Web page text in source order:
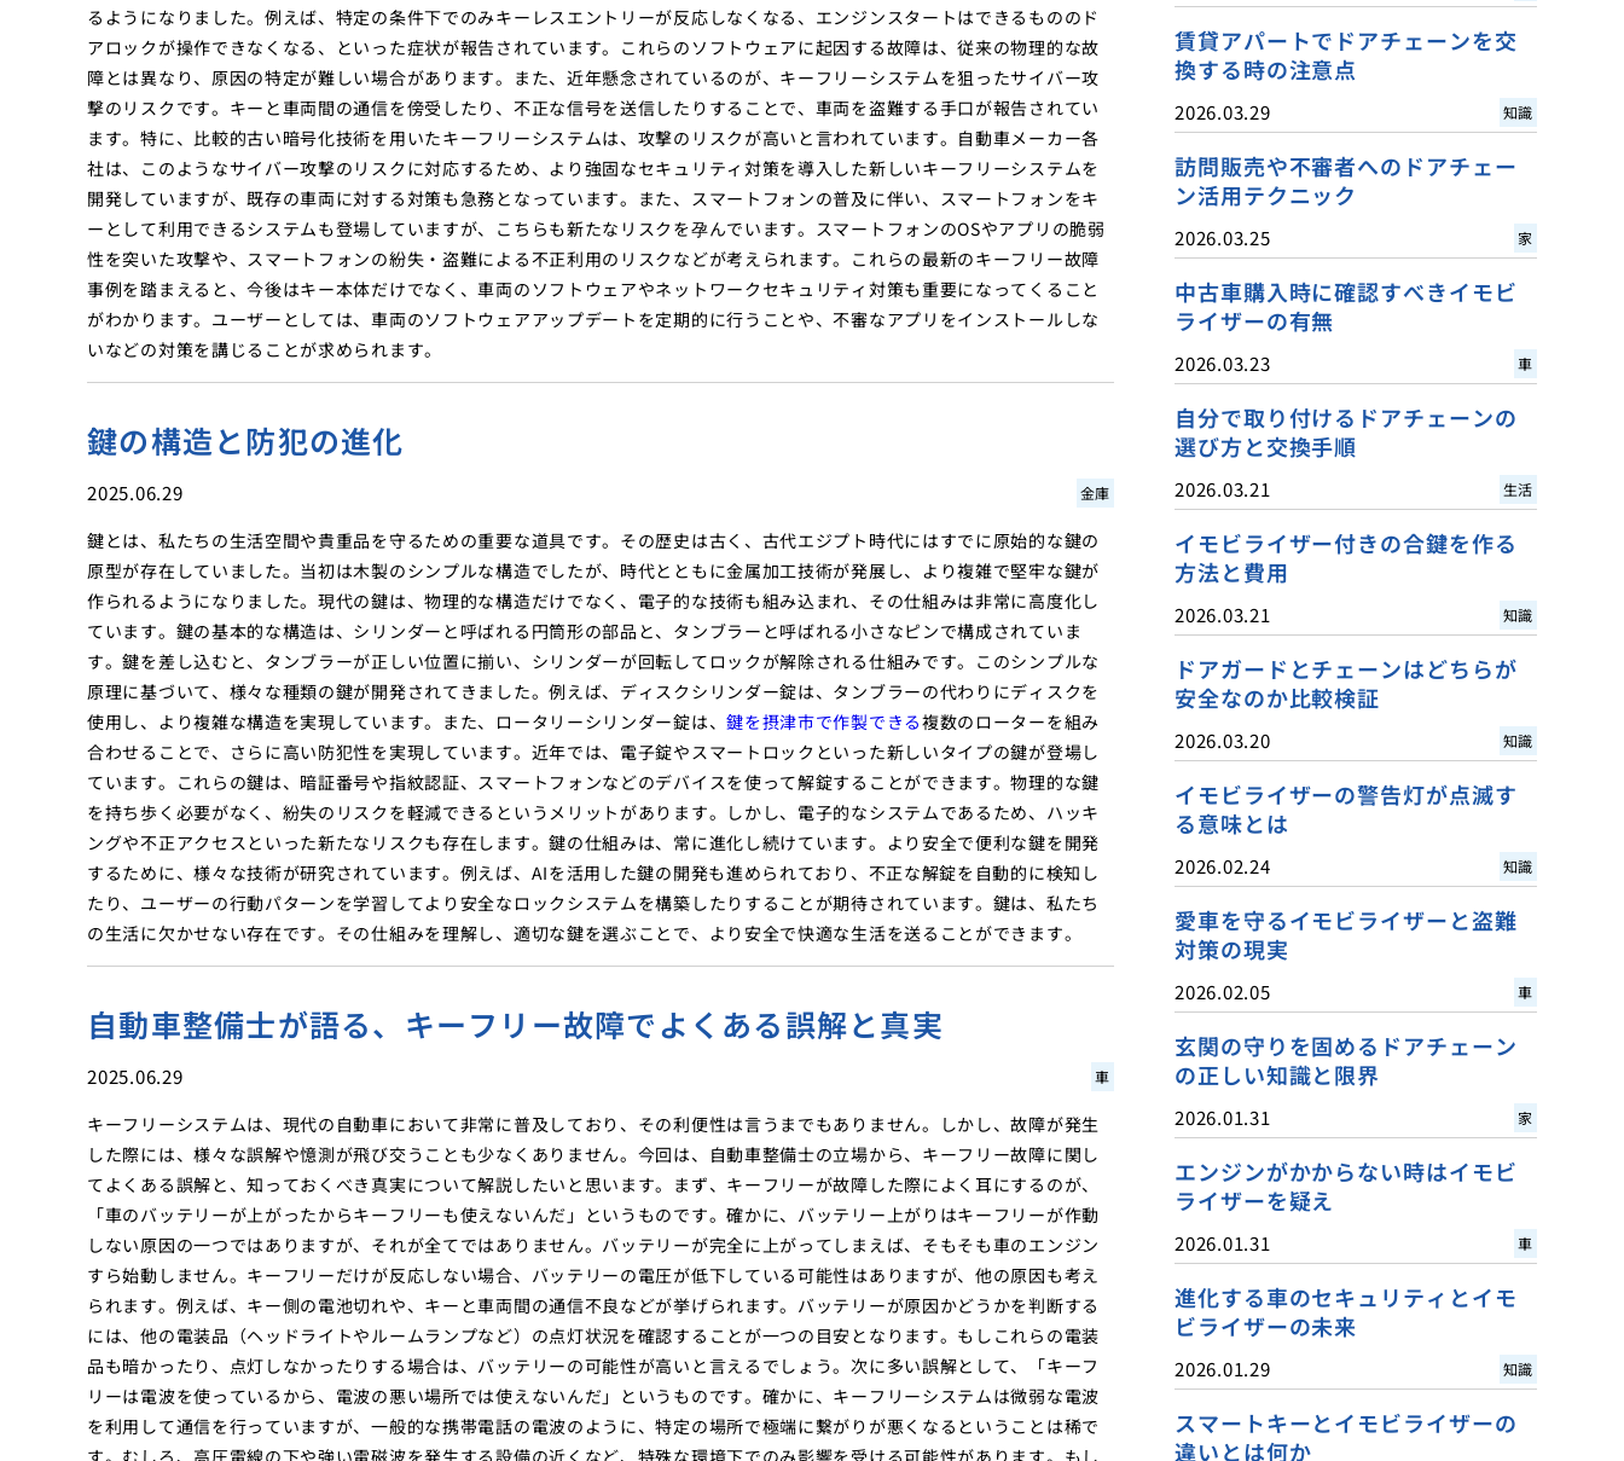
るようになりました。例えば、特定の条件下でのみキーレスエントリーが反応しなくなる、エンジンスタートはできるもののド
アロックが操作できなくなる、といった症状が報告されています。これらのソフトウェアに起因する故障は、従来の物理的な故
障とは異なり、原因の特定が難しい場合があります。また、近年懸念されているのが、キーフリーシステムを狙ったサイバー攻
撃のリスクです。キーと車両間の通信を傍受したり、不正な信号を送信したりすることで、車両を盗難する手口が報告されてい
ます。特に、比較的古い暗号化技術を用いたキーフリーシステムは、攻撃のリスクが高いと言われています。自動車メーカー各
社は、このようなサイバー攻撃のリスクに対応するため、より強固なセキュリティ対策を導入した新しいキーフリーシステムを
開発していますが、既存の車両に対する対策も急務となっています。また、スマートフォンの普及に伴い、スマートフォンをキ
ーとして利用できるシステムも登場していますが、こちらも新たなリスクを孕んでいます。スマートフォンのOSやアプリの脆弱
性を突いた攻撃や、スマートフォンの紛失・盗難による不正利用のリスクなどが考えられます。これらの最新のキーフリー故障
事例を踏まえると、今後はキー本体だけでなく、車両のソフトウェアやネットワークセキュリティ対策も重要になってくること
がわかります。ユーザーとしては、車両のソフトウェアアップデートを定期的に行うことや、不審なアプリをインストールしな
いなどの対策を講じることが求められます。
鍵の構造と防犯の進化
2025.06.29 金庫
鍵とは、私たちの生活空間や貴重品を守るための重要な道具です。その歴史は古く、古代エジプト時代にはすでに原始的な鍵の
原型が存在していました。当初は木製のシンプルな構造でしたが、時代とともに金属加工技術が発展し、より複雑で堅牢な鍵が
作られるようになりました。現代の鍵は、物理的な構造だけでなく、電子的な技術も組み込まれ、その仕組みは非常に高度化し
ています。鍵の基本的な構造は、シリンダーと呼ばれる円筒形の部品と、タンブラーと呼ばれる小さなピンで構成されていま
す。鍵を差し込むと、タンブラーが正しい位置に揃い、シリンダーが回転してロックが解除される仕組みです。このシンプルな
原理に基づいて、様々な種類の鍵が開発されてきました。例えば、ディスクシリンダー錠は、タンブラーの代わりにディスクを
使用し、より複雑な構造を実現しています。また、ロータリーシリンダー錠は、鍵を摂津市で作製できる複数のローターを組み
合わせることで、さらに高い防犯性を実現しています。近年では、電子錠やスマートロックといった新しいタイプの鍵が登場し
ています。これらの鍵は、暗証番号や指紋認証、スマートフォンなどのデバイスを使って解錠することができます。物理的な鍵
を持ち歩く必要がなく、紛失のリスクを軽減できるというメリットがあります。しかし、電子的なシステムであるため、ハッキ
ングや不正アクセスといった新たなリスクも存在します。鍵の仕組みは、常に進化し続けています。より安全で便利な鍵を開発
するために、様々な技術が研究されています。例えば、AIを活用した鍵の開発も進められており、不正な解錠を自動的に検知し
たり、ユーザーの行動パターンを学習してより安全なロックシステムを構築したりすることが期待されています。鍵は、私たち
の生活に欠かせない存在です。その仕組みを理解し、適切な鍵を選ぶことで、より安全で快適な生活を送ることができます。
自動車整備士が語る、キーフリー故障でよくある誤解と真実
2025.06.29 車
キーフリーシステムは、現代の自動車において非常に普及しており、その利便性は言うまでもありません。しかし、故障が発生
した際には、様々な誤解や憶測が飛び交うことも少なくありません。今回は、自動車整備士の立場から、キーフリー故障に関し
てよくある誤解と、知っておくべき真実について解説したいと思います。まず、キーフリーが故障した際によく耳にするのが、
「車のバッテリーが上がったからキーフリーも使えないんだ」というものです。確かに、バッテリー上がりはキーフリーが作動
しない原因の一つではありますが、それが全てではありません。バッテリーが完全に上がってしまえば、そもそも車のエンジン
すら始動しません。キーフリーだけが反応しない場合、バッテリーの電圧が低下している可能性はありますが、他の原因も考え
られます。例えば、キー側の電池切れや、キーと車両間の通信不良などが挙げられます。バッテリーが原因かどうかを判断する
には、他の電装品（ヘッドライトやルームランプなど）の点灯状況を確認することが一つの目安となります。もしこれらの電装
品も暗かったり、点灯しなかったりする場合は、バッテリーの可能性が高いと言えるでしょう。次に多い誤解として、「キーフ
リーは電波を使っているから、電波の悪い場所では使えないんだ」というものです。確かに、キーフリーシステムは微弱な電波
を利用して通信を行っていますが、一般的な携帯電話の電波のように、特定の場所で極端に繋がりが悪くなるということは稀で
す。むしろ、高圧電線の下や強い電磁波を発生する設備の近くなど、特殊な環境下でのみ影響を受ける可能性があります。もし
賃貸アパートでドアチェーンを交
換する時の注意点
2026.03.29 知識
訪問販売や不審者へのドアチェー
ン活用テクニック
2026.03.25 家
中古車購入時に確認すべきイモビ
ライザーの有無
2026.03.23 車
自分で取り付けるドアチェーンの
選び方と交換手順
2026.03.21 生活
イモビライザー付きの合鍵を作る
方法と費用
2026.03.21 知識
ドアガードとチェーンはどちらが
安全なのか比較検証
2026.03.20 知識
イモビライザーの警告灯が点滅す
る意味とは
2026.02.24 知識
愛車を守るイモビライザーと盗難
対策の現実
2026.02.05 車
玄関の守りを固めるドアチェーン
の正しい知識と限界
2026.01.31 家
エンジンがかからない時はイモビ
ライザーを疑え
2026.01.31 車
進化する車のセキュリティとイモ
ビライザーの未来
2026.01.29 知識
スマートキーとイモビライザーの
違いとは何か